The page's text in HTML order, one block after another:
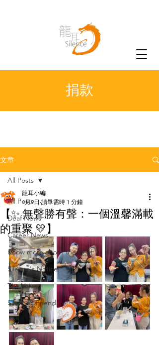
捐款
文章
All Posts
Deaf News
Career News
Know more about the Deaf
Silence's Notice
The Voice
Silence’s Friends
All Posts
【✨ 無聲勝有聲：一個溫馨滿載
的重聚 💛】
龍耳小編
4月9日 讀畢需時 1 分鐘